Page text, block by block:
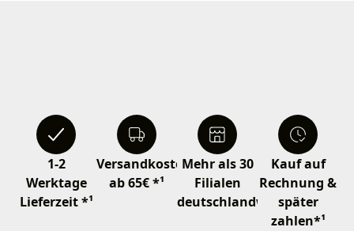
1-2
Werktage
Lieferzeit *¹
Versandkostenfrei
ab 65€ *¹
Mehr als 30
Filialen
deutschlandweit
Kauf auf
Rechnung &
später
zahlen*¹